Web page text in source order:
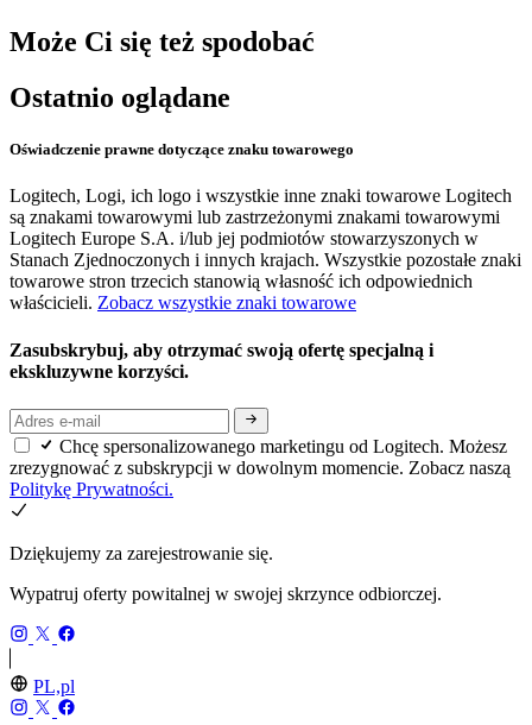
Może Ci się też spodobać
Ostatnio oglądane
Oświadczenie prawne dotyczące znaku towarowego
Logitech, Logi, ich logo i wszystkie inne znaki towarowe Logitech
są znakami towarowymi lub zastrzeżonymi znakami towarowymi
Logitech Europe S.A. i/lub jej podmiotów stowarzyszonych w
Stanach Zjednoczonych i innych krajach. Wszystkie pozostałe znaki
towarowe stron trzecich stanowią własność ich odpowiednich
właścicieli. Zobacz wszystkie znaki towarowe
Zasubskrybuj, aby otrzymać swoją ofertę specjalną i
ekskluzywne korzyści.
Chcę spersonalizowanego marketingu od Logitech. Możesz
zrezygnować z subskrypcji w dowolnym momencie. Zobacz naszą
Politykę Prywatności.
Dziękujemy za zarejestrowanie się.
Wypatruj oferty powitalnej w swojej skrzynce odbiorczej.
PL,pl